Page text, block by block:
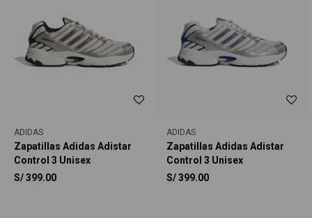
ADIDAS
Zapatillas Adidas Adistar
Control 3 Unisex
S/399.00
ADIDAS
Zapatillas Adidas Adistar
Control 3 Unisex
S/399.00